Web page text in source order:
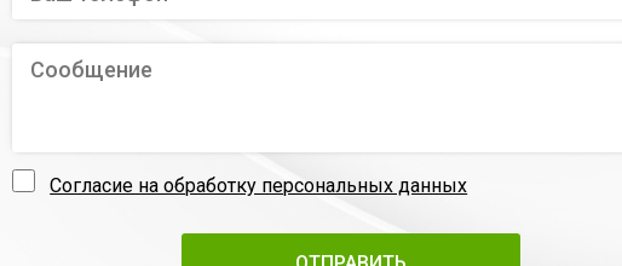
Согласие на обработку персональных данных